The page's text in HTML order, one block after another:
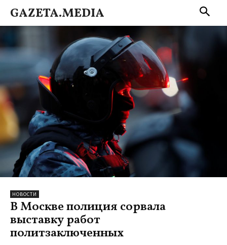
GAZETA.MEDIA
НОВОСТИ
В Москве полиция сорвала
выставку работ
политзаключенных